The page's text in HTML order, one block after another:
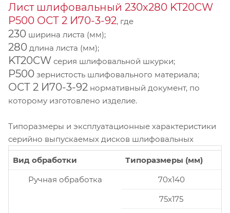
Лист шлифовальный 230х280 KT20CW
P500 ОСТ 2 И70-3-92, где
230 ширина листа (мм);
280 длина листа (мм);
KT20CW серия шлифовальной шкурки;
P500 зернистость шлифовального материала;
ОСТ 2 И70-3-92 нормативный документ, по
которому изготовлено изделие.
Типоразмеры и эксплуатационные характеристики
серийно выпускаемых дисков шлифовальных
Вид обработки
Типоразмеры (мм)
Ручная обработка
70x140
75x175